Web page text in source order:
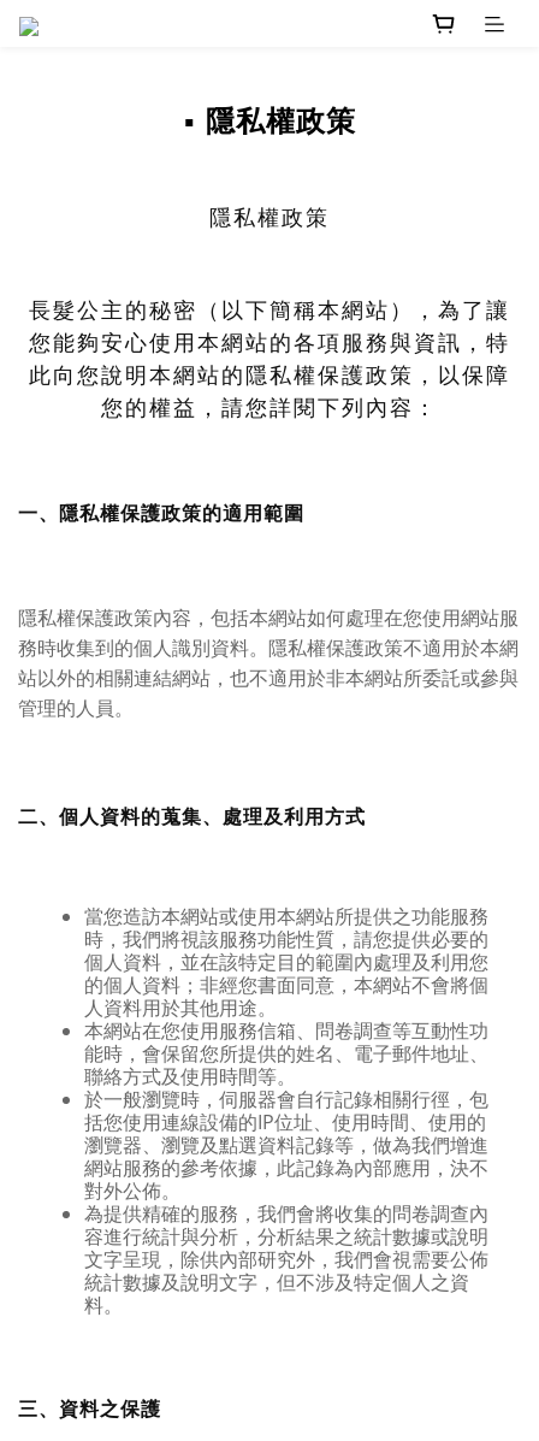
▪ 隱私權政策
隱私權政策
長髮公主的秘密（以下簡稱本網站），為了讓
您能夠安心使用本網站的各項服務與資訊，特
此向您說明本網站的隱私權保護政策，以保障
您的權益，請您詳閱下列內容：
一、隱私權保護政策的適用範圍
隱私權保護政策內容，包括本網站如何處理在您使用網站服
務時收集到的個人識別資料。隱私權保護政策不適用於本網
站以外的相關連結網站，也不適用於非本網站所委託或參與
管理的人員。
二、個人資料的蒐集、處理及利用方式
當您造訪本網站或使用本網站所提供之功能服務
時，我們將視該服務功能性質，請您提供必要的
個人資料，並在該特定目的範圍內處理及利用您
的個人資料；非經您書面同意，本網站不會將個
人資料用於其他用途。
本網站在您使用服務信箱、問卷調查等互動性功
能時，會保留您所提供的姓名、電子郵件地址、
聯絡方式及使用時間等。
於一般瀏覽時，伺服器會自行記錄相關行徑，包
括您使用連線設備的IP位址、使用時間、使用的
瀏覽器、瀏覽及點選資料記錄等，做為我們增進
網站服務的參考依據，此記錄為內部應用，決不
對外公佈。
為提供精確的服務，我們會將收集的問卷調查內
容進行統計與分析，分析結果之統計數據或說明
文字呈現，除供內部研究外，我們會視需要公佈
統計數據及說明文字，但不涉及特定個人之資
料。
三、資料之保護